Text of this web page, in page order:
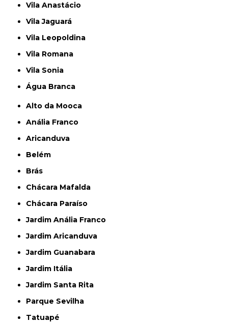
Vila Anastácio
Vila Jaguará
Vila Leopoldina
Vila Romana
Vila Sonia
Água Branca
Alto da Mooca
Anália Franco
Aricanduva
Belém
Brás
Chácara Mafalda
Chácara Paraíso
Jardim Anália Franco
Jardim Aricanduva
Jardim Guanabara
Jardim Itália
Jardim Santa Rita
Parque Sevilha
Tatuapé